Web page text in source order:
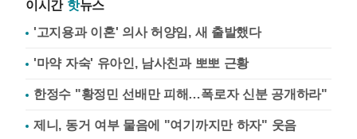
이시간 핫뉴스
'고지용과 이혼' 의사 허양임, 새 출발했다
'마약 자숙' 유아인, 남사친과 뽀뽀 근황
한정수 "황정민 선배만 피해…폭로자 신분 공개하라"
제니, 동거 여부 물음에 "여기까지만 하자" 웃음